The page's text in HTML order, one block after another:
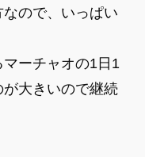
ので、いっぱい
ーチャオの1日1
大きいので継続